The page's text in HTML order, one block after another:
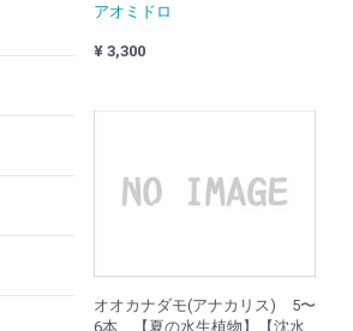
アオミドロ
¥ 3,300
オオカナダモ(アナカリス) 5〜
6本 【夏の水生植物】【沈水